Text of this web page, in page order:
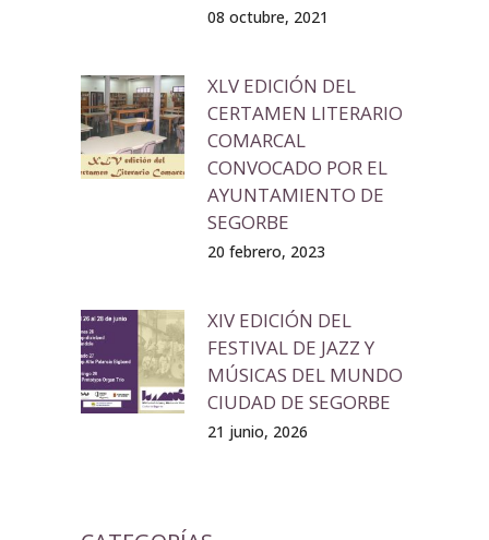
08 octubre, 2021
XLV EDICIÓN DEL
CERTAMEN LITERARIO
COMARCAL
CONVOCADO POR EL
AYUNTAMIENTO DE
SEGORBE
20 febrero, 2023
XIV EDICIÓN DEL
FESTIVAL DE JAZZ Y
MÚSICAS DEL MUNDO
CIUDAD DE SEGORBE
21 junio, 2026